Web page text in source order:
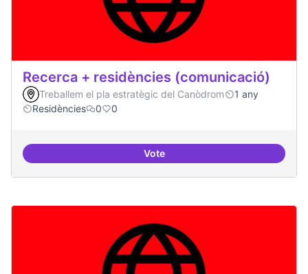
Recerca + residències (comunicació)
Treballem el pla estratègic del Canòdrom
1 any
Residències
0 0
VoteRecerca + residències